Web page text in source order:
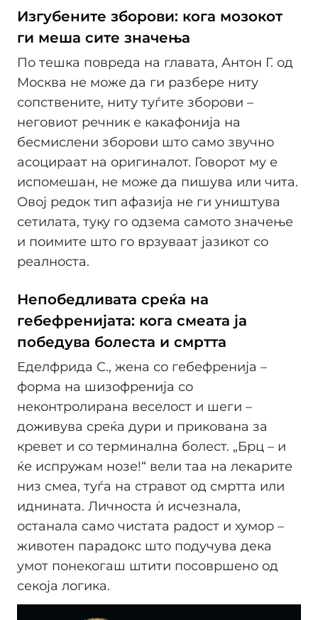
Изгубените зборови: кога мозокот
ги меша сите значења
По тешка повреда на главата, Антон Г. од
Москва не може да ги разбере ниту
сопствените, ниту туѓите зборови –
неговиот речник е какафонија на
бесмислени зборови што само звучно
асоцираат на оригиналот. Говорот му е
испомешан, не може да пишува или чита.
Овој редок тип афазија не ги уништува
сетилата, туку го одзема самото значење
и поимите што го врзуваат јазикот со
реалноста.
Непобедливата среќа на
гебефренијата: кога смеата ја
победува болеста и смртта
Еделфрида С., жена со гебефренија –
форма на шизофренија со
неконтролирана веселост и шеги –
доживува среќа дури и прикована за
кревет и со терминална болест. „Брц – и
ќе испружам нозе!“ вели таа на лекарите
низ смеа, туѓа на стравот од смртта или
иднината. Личноста ѝ исчезнала,
останала само чистата радост и хумор –
животен парадокс што подучува дека
умот понекогаш штити посовршено од
секоја логика.